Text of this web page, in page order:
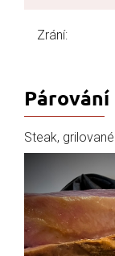
Zrání:
Párování
Steak,